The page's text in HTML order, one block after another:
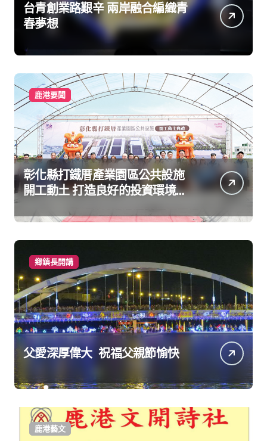
台青創業路艱辛 兩岸融合編織青
春夢想
鹿港要聞
彰化縣打鐵厝產業園區公共設施
開工動土 打造良好的投資環境讓
鄉鎮長開講
父愛深厚偉大 祝福父親節愉快
鹿港藝文